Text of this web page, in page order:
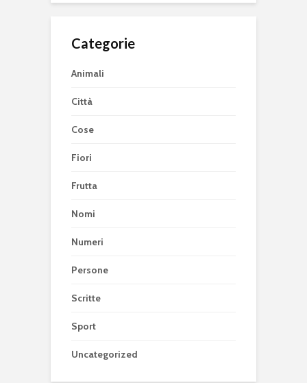
Categorie
Animali
Città
Cose
Fiori
Frutta
Nomi
Numeri
Persone
Scritte
Sport
Uncategorized